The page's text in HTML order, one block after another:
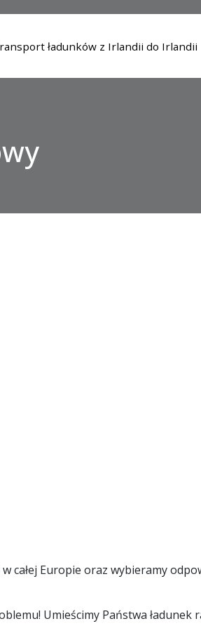
ładunków z Irlandii do Irlandii
całej Europie oraz wybieramy
Umieścimy Państwa ładunek